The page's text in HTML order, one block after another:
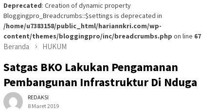
Deprecated: Creation of dynamic property
Bloggingpro_Breadcrumbs::$settings is deprecated in
/home/u7383158/public_html/hariannkri.com/wp-
content/themes/bloggingpro/inc/breadcrumbs.php on line 67
Beranda HUKUM
Satgas BKO Lakukan Pengamanan
Pembangunan Infrastruktur Di Nduga
REDAKSI
8 Maret 2019